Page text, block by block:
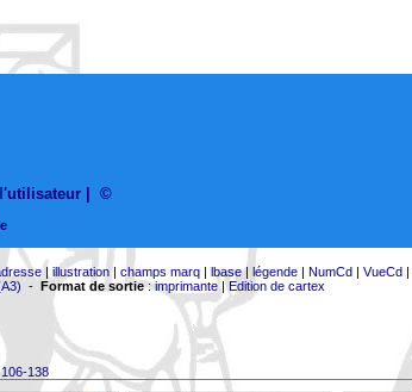
©
| illustration| champs marq| lbase| légende| NumCd| VueCd|
- Format de sortie:imprimante|Edition de cartex
106-138